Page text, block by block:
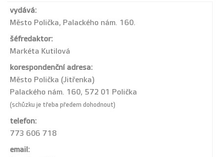
vydává:
Město Polička, Palackého nám. 160.
šéfredaktor:
Markéta Kutilová
korespondenční adresa:
Město Polička (Jitřenka)
Palackého nám. 160, 572 01 Polička
(schůzku je třeba předem dohodnout)
telefon:
773 606 718
email: